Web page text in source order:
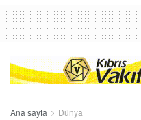
Ana sayfa Dünya